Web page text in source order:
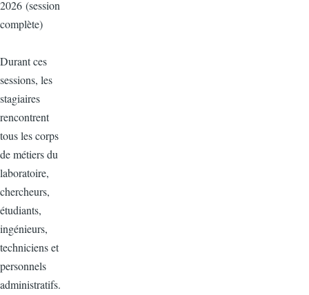
2026 (session
complète)
Durant ces
sessions, les
stagiaires
rencontrent
tous les corps
de métiers du
laboratoire,
chercheurs,
étudiants,
ingénieurs,
techniciens et
personnels
administratifs.